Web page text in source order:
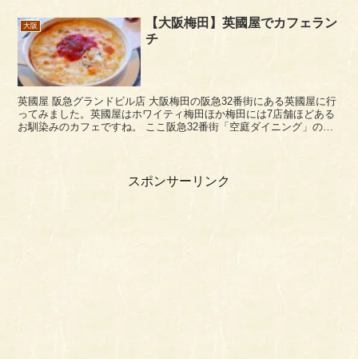
大阪
【大阪梅田】英國屋でカフェラン
チ
英國屋 阪急グランドビル店 大阪梅田の阪急32番街にある英國屋に行
ってみました。英國屋はホワイティ梅田ほか梅田には7店舗ほどある
お馴染みのカフェですね。 ここ阪急32番街「空庭ダイニング」の英
スポンサーリンク